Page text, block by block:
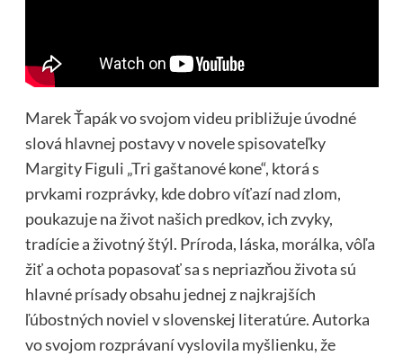
Marek Ťapák vo svojom videu približuje úvodné
slová hlavnej postavy v novele spisovateľky
Margity Figuli „Tri gaštanové kone“, ktorá s
prvkami rozprávky, kde dobro víťazí nad zlom,
poukazuje na život našich predkov, ich zvyky,
tradície a životný štýl. Príroda, láska, morálka, vôľa
žiť a ochota popasovať sa s nepriazňou života sú
hlavné prísady obsahu jednej z najkrajších
ľúbostných noviel v slovenskej literatúre. Autorka
vo svojom rozprávaní vyslovila myšlienku, že